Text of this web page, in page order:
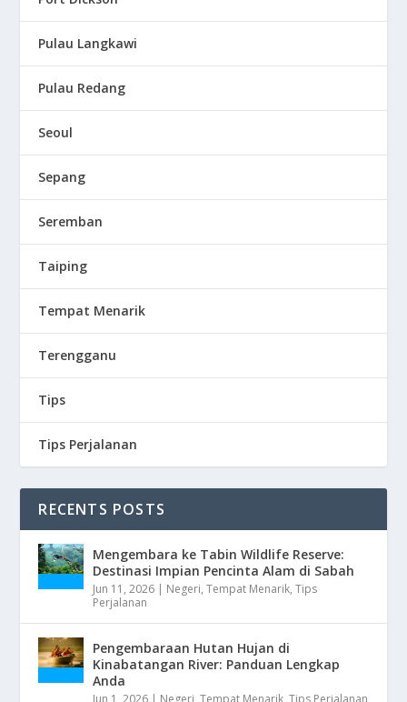
Pulau Langkawi
Pulau Redang
Seoul
Sepang
Seremban
Taiping
Tempat Menarik
Terengganu
Tips
Tips Perjalanan
RECENTS POSTS
Mengembara ke Tabin Wildlife Reserve:
Destinasi Impian Pencinta Alam di Sabah
Jun 11, 2026 | Negeri,Tempat Menarik,Tips
Perjalanan
Pengembaraan Hutan Hujan di
Kinabatangan River: Panduan Lengkap
Anda
Jun 1, 2026 | Negeri,Tempat Menarik,Tips Perjalanan